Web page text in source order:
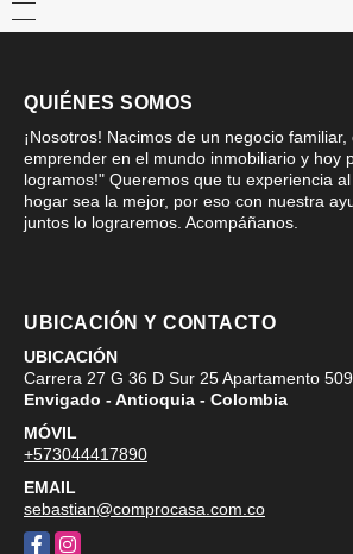
QUIÉNES SOMOS
¡Nosotros! Nacimos de un negocio
emprender en el mundo inmobiliario y hoy
logramos!" Queremos que tu experiencia
hogar sea la mejor, por eso con nuestra
juntos lo lograremos. Acompáñanos.
UBICACIÓN Y CONTACTO
UBICACIÓN
Carrera 27 G 36 D Sur 25 Apartamento 509
Envigado - Antioquia - Colombia
MÓVIL
+573044417890
EMAIL
sebastian@comprocasa.com.co
FacebookInstagram